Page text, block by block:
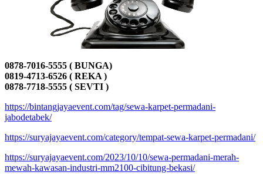
0878-7016-5555 ( BUNGA)
0819-4713-6526 ( REKA )
0878-7718-5555 ( SEVTI )
https://bintangjayaevent.com/tag/sewa-karpet-permadani-
jabodetabek/
https://suryajayaevent.com/category/tempat-sewa-karpet-permadani/
https://suryajayaevent.com/2023/10/10/sewa-permadani-merah-
mewah-kawasan-industri-mm2100-cibitung-bekasi/